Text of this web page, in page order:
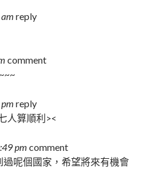
reply
comment
reply
人算順利><
pm comment
呢個國家，希望將來有機會